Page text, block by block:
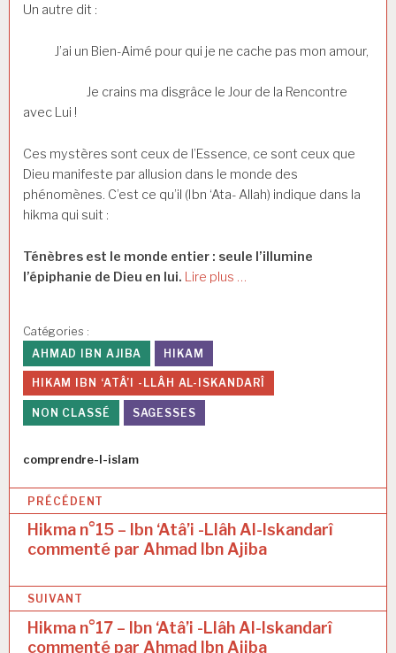
Un autre dit :
J’ai un Bien-Aimé pour qui je ne cache pas mon amour,
Je crains ma disgrâce le Jour de la Rencontre
avec Lui !
Ces mystères sont ceux de l’Essence, ce sont ceux que
Dieu manifeste par allusion dans le monde des
phénomènes. C’est ce qu’il (Ibn ‘Ata- Allah) indique dans la
hikma qui suit :
Ténèbres est le monde entier : seule l’illumine
l’épiphanie de Dieu en lui. Lire plus …
Catégories :
AHMAD IBN AJIBA
HIKAM
HIKAM IBN ‘ATÂ’I -LLÂH AL-ISKANDARÎ
NON CLASSÉ SAGESSES
Auteur
comprendre-l-islam
N
i
g
PRÉCÉDENT
Hikma n°15 – Ibn ‘Atâ’i -Llâh Al-Iskandarî
commenté par Ahmad Ibn Ajiba
SUIVANT
Hikma n°17 – Ibn ‘Atâ’i -Llâh Al-Iskandarî
commenté par Ahmad Ibn Ajiba